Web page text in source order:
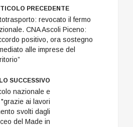
PRECEDENTE
revocato il fermo
CNA Ascoli Piceno:
positivo, ora sostegno
alle imprese del
SUCCESSIVO
nazionale e
ai lavori
svolti dagli
del Made in